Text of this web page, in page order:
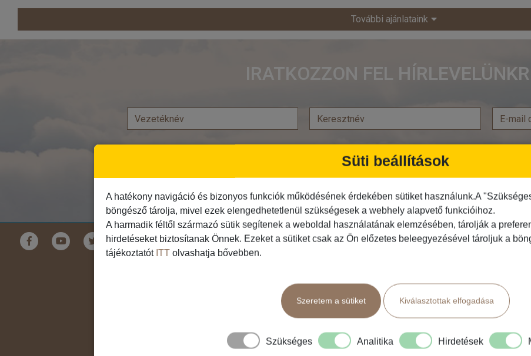
További ajánlataink
IRATKOZZON FEL
Feliratkozás
Földrészek
Ausztrália
Közlekedés
Egyénileg
Fly & Drive
Hajó
repülő+busz
repülő+hajó
Programtípus
Egzotikus út
Fesztiválok
Golfút
Gyalogtúra
Süti beállítások
A hatékony navigáció és bizonyos funkciók működésének érdekében sütiket használunk.A
böngésző tárolja, mivel ezek elengedhetetlenül szükségesek a webhely alapvető funkcióihoz.
A harmadik féltől származó sütik segítenek a weboldal használatának elemzésében, tárolják a
hirdetéseket biztosítanak Önnek. Ezeket a sütiket csak az Ön előzetes beleegyezésével tároljuk a
tájékoztatót ITT olvashatja bővebben.
Szeretem a sütiket Kiválasztottak elfogadása
Szükséges Analitika Hirdetések